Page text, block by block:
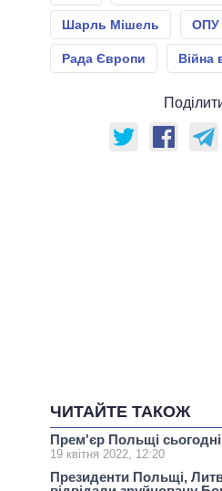
Шарль Мішель ОПУ
Рада Європи Війна
ЧИТАЙТЕ ТАКОЖ
Прем'єр Польщі
19 квітня 2022, 12:20
Президенти Польщі,